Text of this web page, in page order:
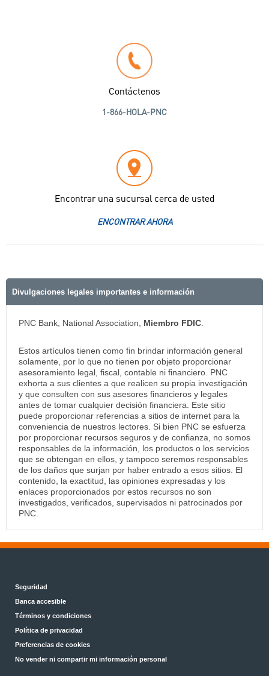
Contáctenos
1-866-HOLA-PNC
Encontrar una sucursal cerca de usted
ENCONTRAR AHORA
Divulgaciones legales importantes e información
PNC Bank, National Association, Miembro FDIC
Estos artículos tienen como fin brindar información general
solamente, por lo que no tienen por objeto proporcionar
asesoramiento legal, fiscal, contable ni financiero. PNC
exhorta a sus clientes a que realicen su propia investigación
y que consulten con sus asesores financieros y legales
antes de tomar cualquier decisión financiera. Este sitio
puede proporcionar referencias a sitios de internet para la
conveniencia de nuestros lectores. Si bien PNC se esfuerza
por proporcionar recursos seguros y de confianza, no somos
responsables de la información, los productos o los servicios
que se obtengan en ellos, y tampoco seremos responsables
de los daños que surjan por haber entrado a esos sitios. El
contenido, la exactitud, las opiniones expresadas y los
enlaces proporcionados por estos recursos no son
investigados, verificados, supervisados ni patrocinados por
PNC.
Seguridad
Banca accesible
Términos y condiciones
Política de privacidad
Preferencias de cookies
No vender ni compartir mi información personal